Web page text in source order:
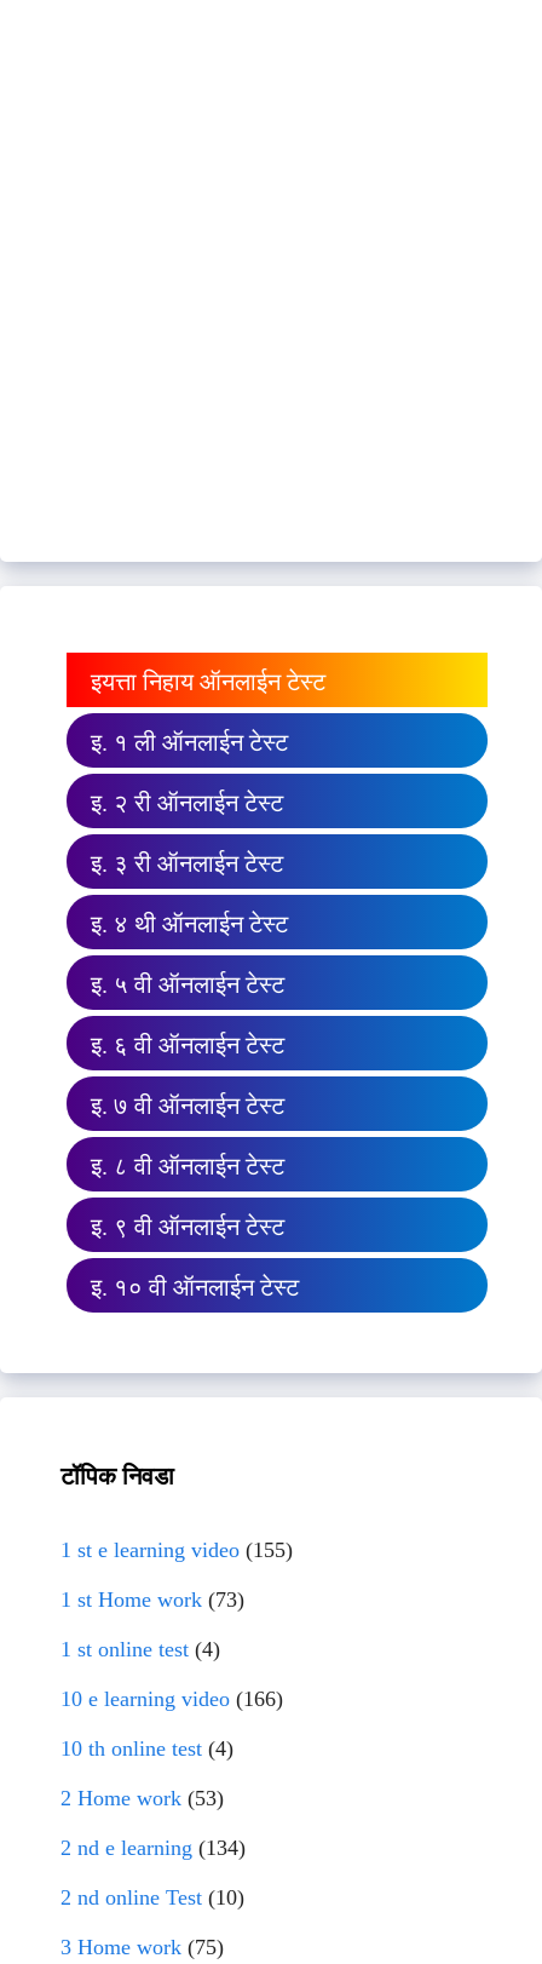
इयत्ता निहाय ऑनलाईन टेस्ट
इ. १ ली ऑनलाईन टेस्ट
इ. २ री ऑनलाईन टेस्ट
इ. ३ री ऑनलाईन टेस्ट
इ. ४ थी ऑनलाईन टेस्ट
इ. ५ वी ऑनलाईन टेस्ट
इ. ६ वी ऑनलाईन टेस्ट
इ. ७ वी ऑनलाईन टेस्ट
इ. ८ वी ऑनलाईन टेस्ट
इ. ९ वी ऑनलाईन टेस्ट
इ. १० वी ऑनलाईन टेस्ट
टॉपिक निवडा
1 st e learning video (155)
1 st Home work (73)
1 st online test (4)
10 e learning video (166)
10 th online test (4)
2 Home work (53)
2 nd e learning (134)
2 nd online Test (10)
3 Home work (75)